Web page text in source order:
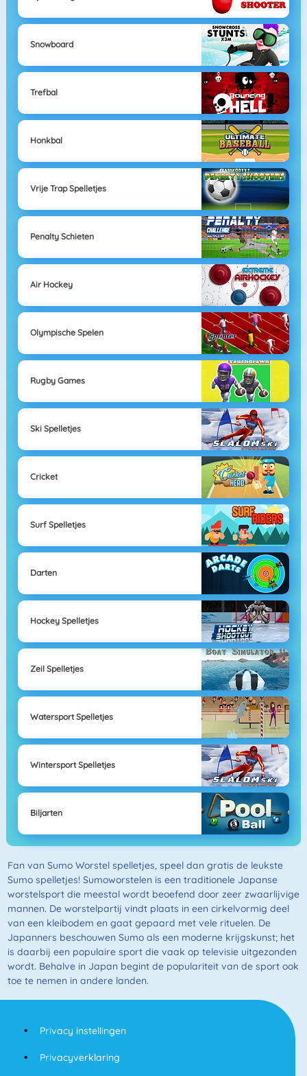
Snowboard
Trefbal
Honkbal
Vrije Trap Spelletjes
Penalty Schieten
Air Hockey
Olympische Spelen
Rugby Games
Ski Spelletjes
Cricket
Surf Spelletjes
Darten
Hockey Spelletjes
Zeil Spelletjes
Watersport Spelletjes
Wintersport Spelletjes
Biljarten
Fan van Sumo Worstel spelletjes, speel dan gratis de leukste
Sumo spelletjes! Sumoworstelen is een traditionele Japanse
worstelsport die meestal wordt beoefend door zeer zwaarlijvige
mannen. De worstelpartij vindt plaats in een cirkelvormig deel
van een kleibodem en gaat gepaard met vele rituelen. De
Japanners beschouwen Sumo als een moderne krijgskunst; het
is daarbij een populaire sport die vaak op televisie uitgezonden
wordt. Behalve in Japan begint de populariteit van de sport ook
toe te nemen in andere landen.
Privacy instellingen
Privacyverklaring